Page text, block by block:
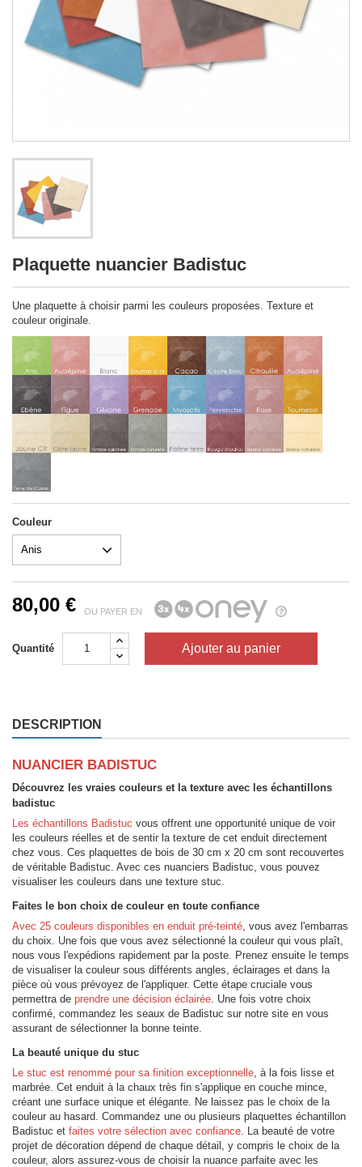
Plaquette nuancier Badistuc
Une plaquette à choisir parmi les couleurs proposées. Texture et
couleur originale.
Couleur
80,00 € OU PAYER EN
Quantité Ajouter au panier
DESCRIPTION
NUANCIER BADISTUC
Découvrez les vraies couleurs et la texture avec les échantillons
badistuc
Les échantillons Badistuc vous offrent une opportunité unique de voir
les couleurs réelles et de sentir la texture de cet enduit directement
chez vous. Ces plaquettes de bois de 30 cm x 20 cm sont recouvertes
de véritable Badistuc. Avec ces nuanciers Badistuc, vous pouvez
visualiser les couleurs dans une texture stuc.
Faites le bon choix de couleur en toute confiance
Avec 25 couleurs disponibles en enduit pré-teinté , vous avez l'embarras
du choix. Une fois que vous avez sélectionné la couleur qui vous plaît,
nous vous l'expédions rapidement par la poste. Prenez ensuite le temps
de visualiser la couleur sous différents angles, éclairages et dans la
pièce où vous prévoyez de l'appliquer. Cette étape cruciale vous
permettra de prendre une décision éclairée . Une fois votre choix
confirmé, commandez les seaux de Badistuc sur notre site en vous
assurant de sélectionner la bonne teinte.
La beauté unique du stuc
Le stuc est renommé pour sa finition exceptionnelle , à la fois lisse et
marbrée. Cet enduit à la chaux très fin s'applique en couche mince,
créant une surface unique et élégante. Ne laissez pas le choix de la
couleur au hasard. Commandez une ou plusieurs plaquettes échantillon
Badistuc et faites votre sélection avec confiance . La beauté de votre
projet de décoration dépend de chaque détail, y compris le choix de la
couleur, alors assurez-vous de choisir la nuance parfaite avec les